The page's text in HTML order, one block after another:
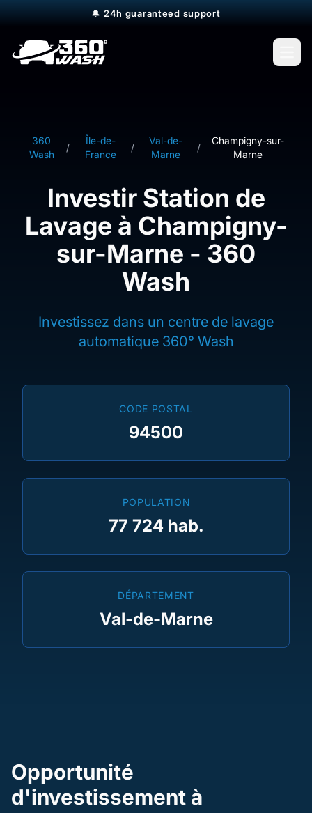
🔔 24h guaranteed support
360
Wash
/
Île-de-
France
/
Val-de-
Marne
/
Champigny-sur-
Marne
Investir Station de
Lavage à Champigny-
sur-Marne - 360
Wash
Investissez dans un centre de lavage
automatique 360° Wash
CODE POSTAL
94500
POPULATION
77 724 hab.
DÉPARTEMENT
Val-de-Marne
Opportunité
d'investissement à